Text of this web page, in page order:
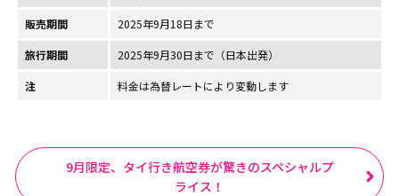
販売期間 2025年9月18日まで
旅行期間 2025年9月30日まで（日本出発）
注 料金は為替レートにより変動します
9月限定、タイ行き航空券が驚きのスペシャルプ
ライス！